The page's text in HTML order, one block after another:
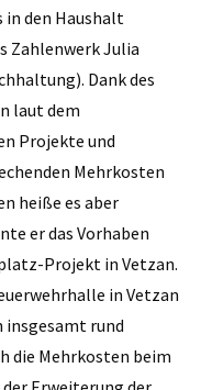
in den Haushalt
Zahlenwerk Julia
Dank des
laut dem
Projekte und
Mehrkosten
heiße es aber
er das Vorhaben
Projekt in Vetzan.
in Vetzan
insgesamt rund
die Mehrkosten beim